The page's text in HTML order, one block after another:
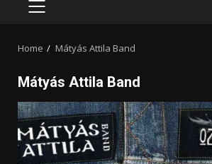
PRIMARY
Home Mátyás Attila Band
Mátyás Attila Band